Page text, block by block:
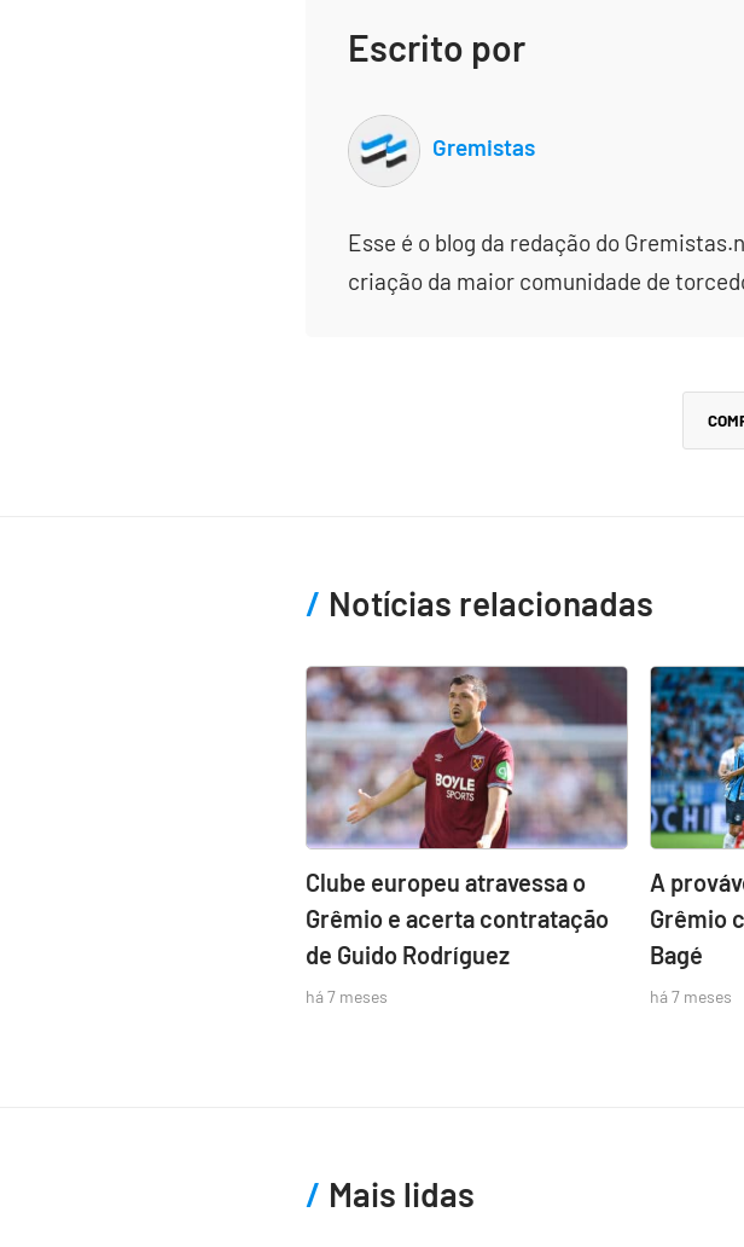
Escrito por
Gremistas
Esse é o blog da redação do
criação da maior comunidade de
Notícias relacionadas
Clube europeu atravessa o
Grêmio e acerta contratação
de Guido Rodríguez
há 7 meses
A
Grêmio
Bagé
há 7 meses
Mais lidas